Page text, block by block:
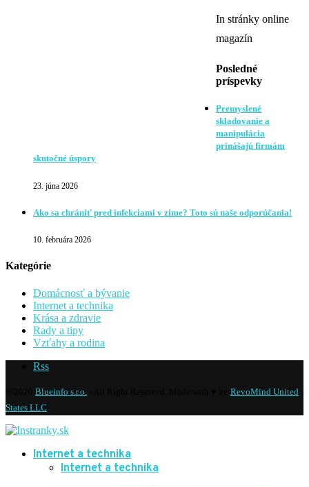
In stránky online
magazín
Posledné
príspevky
Premyslené
skladovanie a
manipulácia
prinášajú firmám
skutočné úspory
23. júna 2026
Ako sa chrániť pred infekciami v zime? Toto sú naše odporúčania!
10. februára 2026
Kategórie
Domácnosť a bývanie
Internet a technika
Krása a zdravie
Rady a tipy
Vzťahy a rodina
Rss
Blueinfo s.r.o.
RevoMind United
States LLC
Internet a technika
Internet a technika